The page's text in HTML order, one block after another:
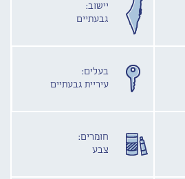
יישוב:
גבעתיים
בעלים:
עיריית גבעתיים
חומרים:
צבע